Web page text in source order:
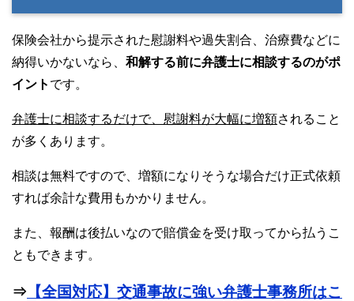
保険会社から提示された慰謝料や過失割合、治療費などに
納得いかないなら、 和解する前に弁護士に相談するのがポ
イント です。
弁護士に相談するだけで、慰謝料が大幅に増額されること
が多くあります。
相談は無料ですので、増額になりそうな場合だけ正式依頼
すれば余計な費用もかかりません。
また、報酬は後払いなので賠償金を受け取ってから払うこ
ともできます。
⇒ 【全国対応】交通事故に強い弁護士事務所はこ